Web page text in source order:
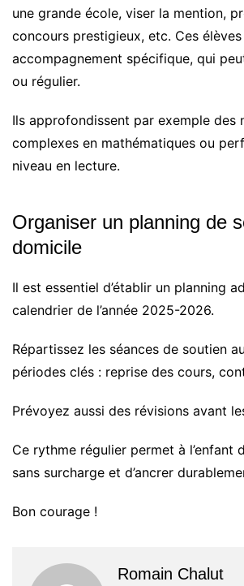
une grande école, viser la mention,
concours prestigieux, etc. Ces élèves
accompagnement spécifique, qui
ou régulier.
Ils approfondissent par exemple des
complexes en mathématiques ou
niveau en lecture.
Organiser un planning de
domicile
Il est essentiel d’établir un planning
calendrier de l’année 2025-2026.
Répartissez les séances de soutien
périodes clés : reprise des cours,
Prévoyez aussi des révisions avant
Ce rythme régulier permet à l’enfant
sans surcharge et d’ancrer
Bon courage !
Romain Chalut